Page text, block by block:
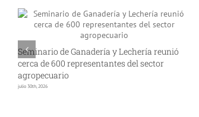
Seminario de Ganadería y Lechería reunió
cerca de 600 representantes del sector
agropecuario
julio 30th, 2026